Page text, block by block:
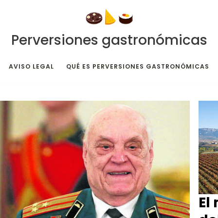
Perversiones gastronómicas
AVISO LEGAL QUÉ ES PERVERSIONES GASTRONÓMICAS
El